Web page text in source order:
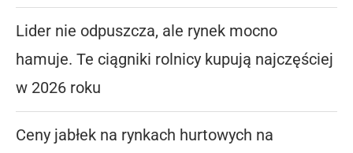
Lider nie odpuszcza, ale rynek mocno
hamuje. Te ciągniki rolnicy kupują najczęściej
w 2026 roku
Ceny jabłek na rynkach hurtowych na